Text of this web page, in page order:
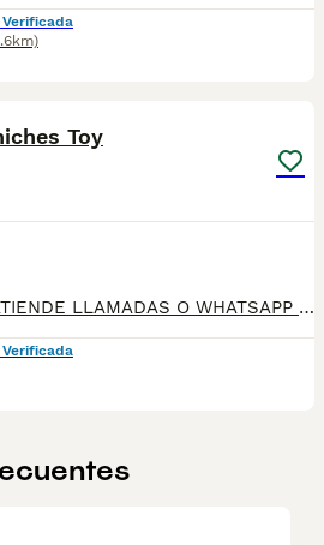
Toy
LEER BIEN!!!SOLO SE ATIENDE LLAMADAS O WHATSAPP DIRECTAMENTE 34 604 85 57 03 Espectaculares cachorritos DE VARIAS CAMADAS LINEA EUROPEA,50% ASIÁTICA, 100% ASIÁTICA CANICHES(TOY;TEA CUP/MICRO TOY,ENANOS,ENANOS-TOY.FOTOS REALEA DE CACHORTOS DISPONEBLES(HAY MAS CAMADAS),a los interesados se envían más fotos/videos. Criados en ambiente familiar. Contrato de compraventa con garantía vírica y genética, cartilla veterinaria o pasaporte de vacunaciones y desparasitaciones pertinentes y propias de la edad. Entrega en mano o envio con empresa especializada.LUGO,MADRID,ALICANTE-Posibilidad de llevarlos personalmente. PRECIO REALES DESDE 1000 HASTA 2500 ,DEPENDIENDO DE LINEA;COLOR DE CAPA;SEXO DEL CACHORRO. 34604855703